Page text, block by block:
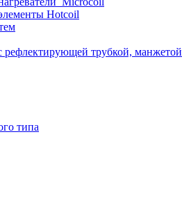
Hotcoil
рефлектирующей трубкой, манжетой
типа